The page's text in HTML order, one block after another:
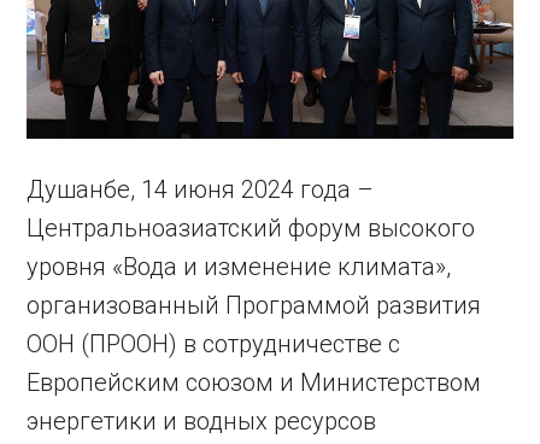
Душанбе, 14 июня 2024 года –
Центральноазиатский форум высокого
уровня «Вода и изменение климата»,
организованный Программой развития
ООН (ПРООН) в сотрудничестве с
Европейским союзом и Министерством
энергетики и водных ресурсов